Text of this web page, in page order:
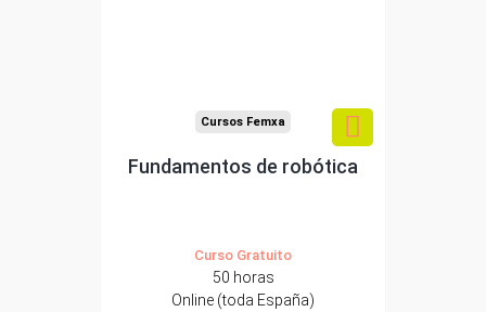
Cursos Femxa
Fundamentos de robótica
Curso Gratuito
50 horas
Online (toda España)